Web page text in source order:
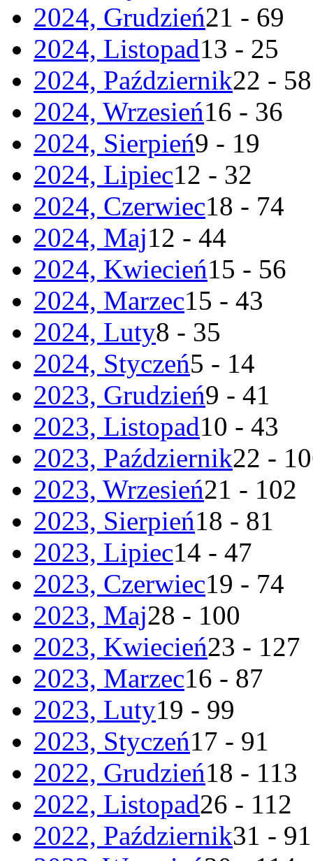
2024, Grudzień21 - 69
2024, Listopad13 - 25
2024, Październik22 - 58
2024, Wrzesień16 - 36
2024, Sierpień9 - 19
2024, Lipiec12 - 32
2024, Czerwiec18 - 74
2024, Maj12 - 44
2024, Kwiecień15 - 56
2024, Marzec15 - 43
2024, Luty8 - 35
2024, Styczeń5 - 14
2023, Grudzień9 - 41
2023, Listopad10 - 43
2023, Październik22 -
2023, Wrzesień21 - 102
2023, Sierpień18 - 81
2023, Lipiec14 - 47
2023, Czerwiec19 - 74
2023, Maj28 - 100
2023, Kwiecień23 - 127
2023, Marzec16 - 87
2023, Luty19 - 99
2023, Styczeń17 - 91
2022, Grudzień18 - 113
2022, Listopad26 - 112
2022, Październik31 - 91